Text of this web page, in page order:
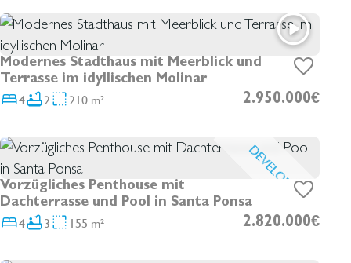
Modernes Stadthaus mit Meerblick und
Terrasse im idyllischen Molinar
4 2 210 m² 2.950.000€
DEVELOPMENT
Vorzügliches Penthouse mit
Dachterrasse und Pool in Santa Ponsa
4 3 155 m² 2.820.000€